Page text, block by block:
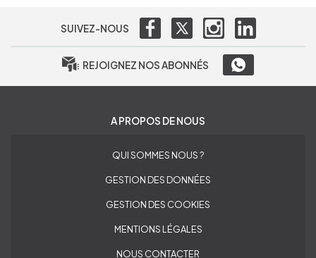
SUIVEZ-NOUS
REJOIGNEZ NOS ABONNÉS
A PROPOS DE NOUS
QUI SOMMES NOUS ?
GESTION DES DONNÉES
GESTION DES COOKIES
MENTIONS LÉGALES
NOUS CONTACTER